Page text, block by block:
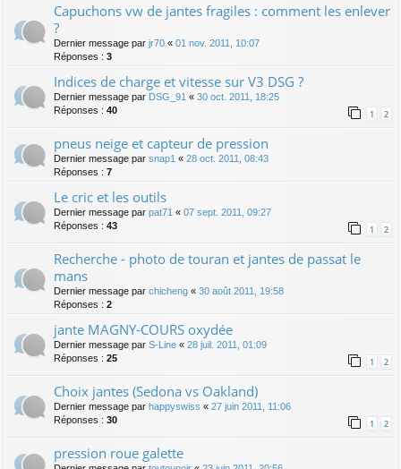
Capuchons vw de jantes fragiles : comment les enlever
?
Dernier message par jr70 « 01 nov. 2011, 10:07
Réponses : 3
Indices de charge et vitesse sur V3 DSG ?
Dernier message par DSG_91 « 30 oct. 2011, 18:25
Réponses : 40 1 2
pneus neige et capteur de pression
Dernier message par snap1 « 28 oct. 2011, 08:43
Réponses : 7
Le cric et les outils
Dernier message par pat71 « 07 sept. 2011, 09:27
Réponses : 43 1 2
Recherche - photo de touran et jantes de passat le
mans
Dernier message par chicheng « 30 août 2011, 19:58
Réponses : 2
jante MAGNY-COURS oxydée
Dernier message par S-Line « 28 juil. 2011, 01:09
Réponses : 25 1 2
Choix jantes (Sedona vs Oakland)
Dernier message par happyswiss « 27 juin 2011, 11:06
Réponses : 30 1 2
pression roue galette